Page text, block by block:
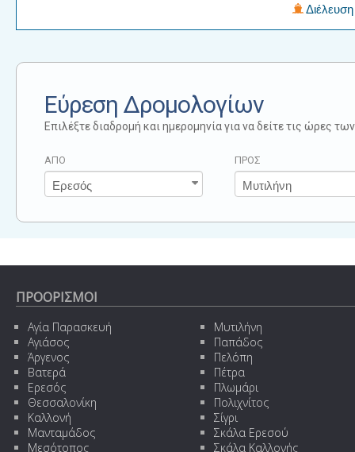
Διέλευση
Εύρεση Δρομολογίων
Επιλέξτε διαδρομή και ημερομηνία για να δείτε τις ώρες
ΑΠΟ ΠΡΟΣ
ΠΡΟΟΡΙΣΜΟΙ
Αγία Παρασκευή
Αγιάσος
Άργενος
Βατερά
Ερεσός
Θεσσαλονίκη
Καλλονή
Μανταμάδος
Μεσότοπος
Μυτιλήνη
Παπάδος
Πελόπη
Πέτρα
Πλωμάρι
Πολιχνίτος
Σίγρι
Σκάλα Ερεσού
Σκάλα Καλλονής